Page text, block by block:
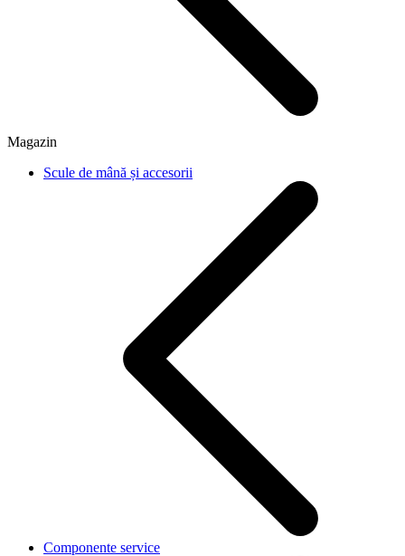
Magazin
Scule de mână și accesorii
Componente service